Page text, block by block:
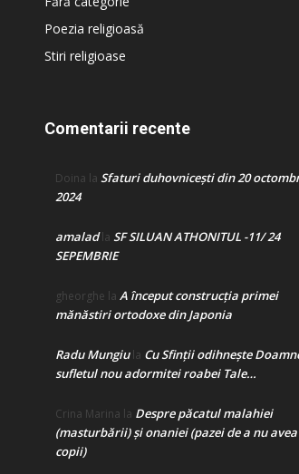
Poezia religioasă
Stiri religioase
Comentarii recente
Doina la Sfaturi duhovnicești din 20
2024
amaladla SF SILUAN ATHONITUL -11/ 24
SEPEMBRIE
gheorghe la A început construcţia primei
mănăstiri ortodoxe din Japonia
Radu Mungiula Cu Sfinții odihnește
sufletul nou adormitei roabei Tale…
Crina Marina la Despre păcatul malahiei
(masturbării) şi onaniei (pazei de a nu avea
copii)